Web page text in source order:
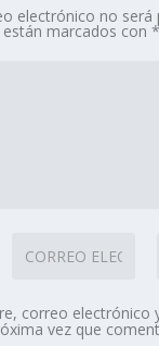
electrónico no será
marcados con*
correo electrónico
vez que